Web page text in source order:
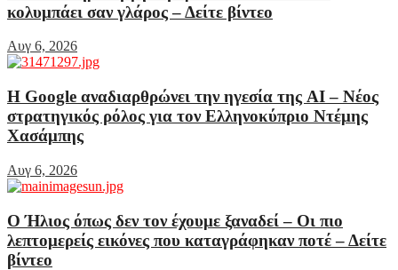
κολυμπάει σαν γλάρος – Δείτε βίντεο
Αυγ 6, 2026
Η Google αναδιαρθρώνει την ηγεσία της AI – Νέος
στρατηγικός ρόλος για τον Ελληνοκύπριο Ντέμης
Χασάμπης
Αυγ 6, 2026
Ο Ήλιος όπως δεν τον έχουμε ξαναδεί – Οι πιο
λεπτομερείς εικόνες που καταγράφηκαν ποτέ – Δείτε
βίντεο